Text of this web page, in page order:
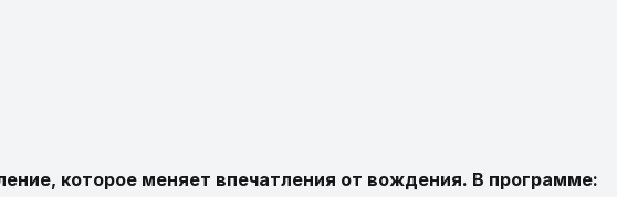
которое меняет впечатления от вождения. В программе: